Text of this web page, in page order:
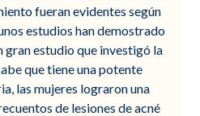
fueran evidentes según
estudios han demostrado
gran estudio que investigó la
que tiene una potente
las mujeres lograron una
de lesiones de acné